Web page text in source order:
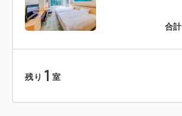
合計
残り 1 室